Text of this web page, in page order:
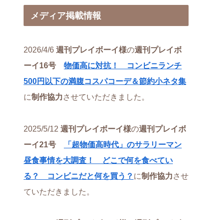
メディア掲載情報
2026/4/6 週刊プレイボーイ様の週刊プレイボ
ーイ16号 物価高に対抗！ コンビニランチ
500円以下の満腹コスパコーデ＆節約小ネタ集
に制作協力させていただきました。
2025/5/12 週刊プレイボーイ様の週刊プレイボ
ーイ21号
「超物価高時代」のサラリーマン
昼食事情を大調査！ どこで何を食べてい
る？ コンビニだと何を買う？ に制作協力させ
ていただきました。